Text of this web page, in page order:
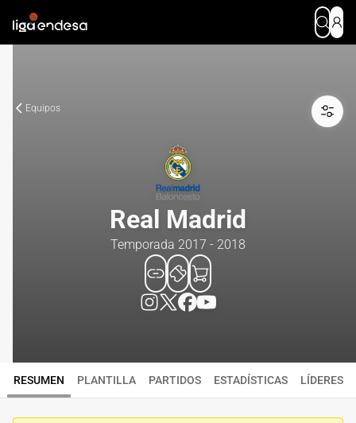
Equipos
Real Madrid
Temporada 2017 - 2018
RESUMEN PLANTILLA PARTIDOS ESTADÍSTICAS LÍDERES